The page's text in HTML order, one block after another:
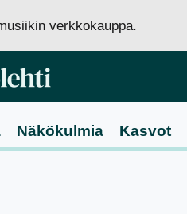
verkkokauppa.
Näkökulmia Kasvot